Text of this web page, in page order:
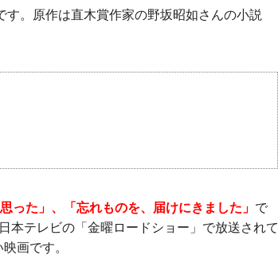
す。原作は直木賞作家の野坂昭如さんの小説
った」、「忘れものを、届けにきました」 で
本テレビの「金曜ロードショー」で放送されて
画です。